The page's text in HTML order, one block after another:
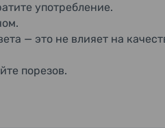
употребление.
— это не влияет на
порезов.